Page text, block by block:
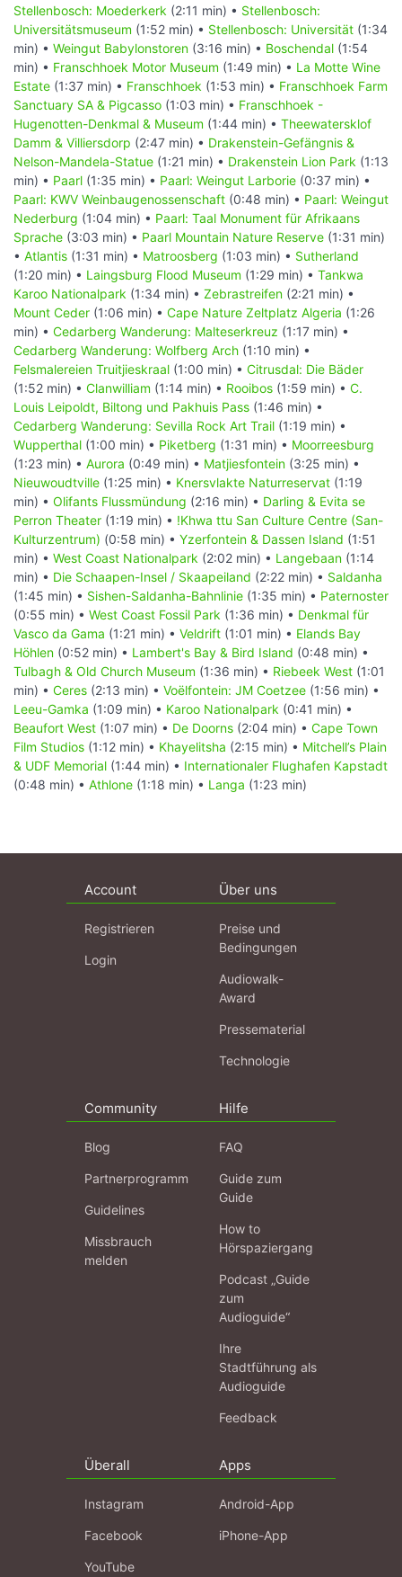
Stellenbosch: Moederkerk (2:11 min) • Stellenbosch:
Universitätsmuseum (1:52 min) • Stellenbosch: Universität (1:34
min) • Weingut Babylonstoren (3:16 min) • Boschendal (1:54
min) • Franschhoek Motor Museum (1:49 min) • La Motte Wine
Estate (1:37 min) • Franschhoek (1:53 min) • Franschhoek Farm
Sanctuary SA & Pigcasso (1:03 min) • Franschhoek -
Hugenotten-Denkmal & Museum (1:44 min) • Theewatersklof
Damm & Villiersdorp (2:47 min) • Drakenstein-Gefängnis &
Nelson-Mandela-Statue (1:21 min) • Drakenstein Lion Park (1:13
min) • Paarl (1:35 min) • Paarl: Weingut Larborie (0:37 min) •
Paarl: KWV Weinbaugenossenschaft (0:48 min) • Paarl: Weingut
Nederburg (1:04 min) • Paarl: Taal Monument für Afrikaans
Sprache (3:03 min) • Paarl Mountain Nature Reserve (1:31 min)
• Atlantis (1:31 min) • Matroosberg (1:03 min) • Sutherland
(1:20 min) • Laingsburg Flood Museum (1:29 min) • Tankwa
Karoo Nationalpark (1:34 min) • Zebrastreifen (2:21 min) •
Mount Ceder (1:06 min) • Cape Nature Zeltplatz Algeria (1:26
min) • Cedarberg Wanderung: Malteserkreuz (1:17 min) •
Cedarberg Wanderung: Wolfberg Arch (1:10 min) •
Felsmalereien Truitjieskraal (1:00 min) • Citrusdal: Die Bäder
(1:52 min) • Clanwilliam (1:14 min) • Rooibos (1:59 min) • C.
Louis Leipoldt, Biltong und Pakhuis Pass (1:46 min) •
Cedarberg Wanderung: Sevilla Rock Art Trail (1:19 min) •
Wupperthal (1:00 min) • Piketberg (1:31 min) • Moorreesburg
(1:23 min) • Aurora (0:49 min) • Matjiesfontein (3:25 min) •
Nieuwoudtville (1:25 min) • Knersvlakte Naturreservat (1:19
min) • Olifants Flussmündung (2:16 min) • Darling & Evita se
Perron Theater (1:19 min) • !Khwa ttu San Culture Centre (San-
Kulturzentrum) (0:58 min) • Yzerfontein & Dassen Island (1:51
min) • West Coast Nationalpark (2:02 min) • Langebaan (1:14
min) • Die Schaapen-Insel / Skaapeiland (2:22 min) • Saldanha
(1:45 min) • Sishen-Saldanha-Bahnlinie (1:35 min) • Paternoster
(0:55 min) • West Coast Fossil Park (1:36 min) • Denkmal für
Vasco da Gama (1:21 min) • Veldrift (1:01 min) • Elands Bay
Höhlen (0:52 min) • Lambert's Bay & Bird Island (0:48 min) •
Tulbagh & Old Church Museum (1:36 min) • Riebeek West (1:01
min) • Ceres (2:13 min) • Voëlfontein: JM Coetzee (1:56 min) •
Leeu-Gamka (1:09 min) • Karoo Nationalpark (0:41 min) •
Beaufort West (1:07 min) • De Doorns (2:04 min) • Cape Town
Film Studios (1:12 min) • Khayelitsha (2:15 min) • Mitchell’s Plain
& UDF Memorial (1:44 min) • Internationaler Flughafen Kapstadt
(0:48 min) • Athlone (1:18 min) • Langa (1:23 min)
Account
Registrieren
Login
Über uns
Preise und
Bedingungen
Audiowalk-
Award
Pressematerial
Technologie
Community
Blog
Partnerprogramm
Guidelines
Missbrauch
melden
Hilfe
FAQ
Guide zum
Guide
How to
Hörspaziergang
Podcast „Guide
zum
Audioguide“
Ihre
Stadtführung als
Audioguide
Feedback
Überall
Instagram
Facebook
YouTube
Apps
Android-App
iPhone-App